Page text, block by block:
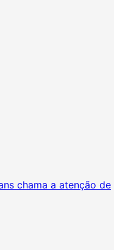
chama a atenção de